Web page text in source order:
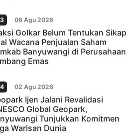
06 Agu 2026
Golkar Belum Tentukan Sikap
Wacana Penjualan Saham
Banyuwangi di Perusahaan
Emas
02 Agu 2026
Ijen Jalani Revalidasi
Global Geopark,
Tunjukkan Komitmen
Warisan Dunia